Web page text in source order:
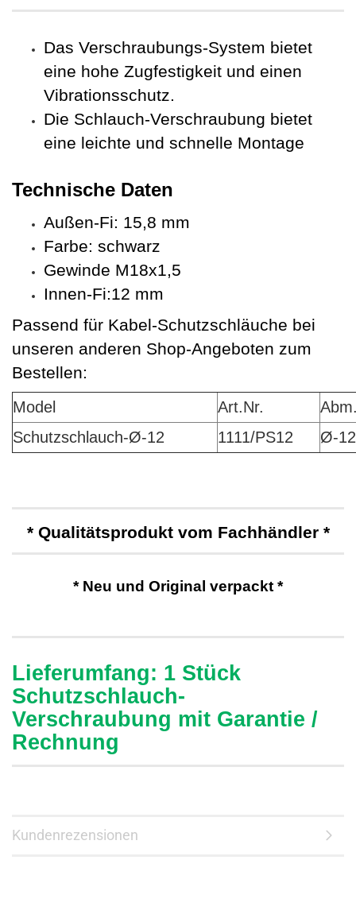
Das Verschraubungs-System bietet
eine hohe Zugfestigkeit und einen
Vibrationsschutz.
Die Schlauch-Verschraubung bietet
eine leichte und schnelle Montage
Technische Daten
Außen-Fi: 15,8 mm
Farbe: schwarz
Gewinde M18x1,5
Innen-Fi:12 mm
Passend für Kabel-Schutzschläuche bei
unseren anderen Shop-Angeboten zum
Bestellen:
Model Art.Nr.
Schutzschlauch-Ø-12 1111/PS12 Ø-
* Qualitätsprodukt vom Fachhändler *
* Neu und Original verpackt *
Lieferumfang: 1 Stück
Schutzschlauch-
Verschraubung mit Garantie /
Rechnung
Kundenrezensionen